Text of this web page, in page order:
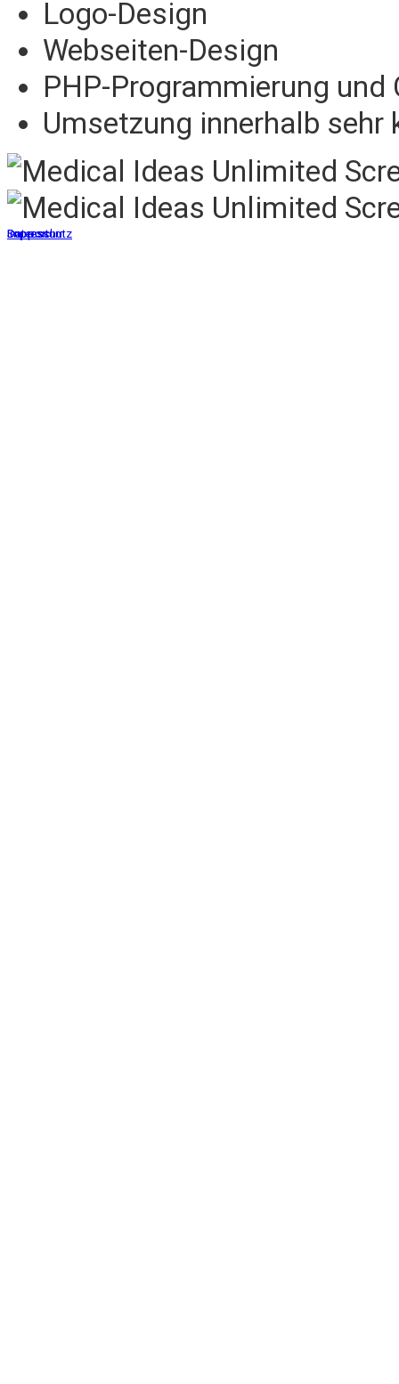
Logo-Design
Webseiten-Design
PHP-Programmierung und
Umsetzung innerhalb sehr
Support
Impressum
Datenschutz